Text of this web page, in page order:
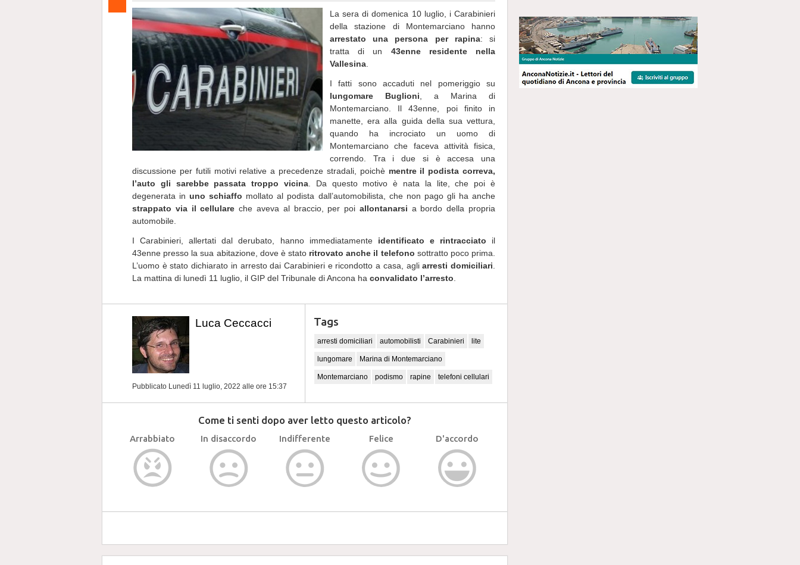
La sera di domenica 10 luglio, i Carabinieri
della stazione di Montemarciano hanno
arrestato una persona per rapina: si
tratta di un 43enne residente nella
Vallesina
I fatti sono accaduti nel pomeriggio su
lungomare Buglioni , a Marina di
Montemarciano. Il 43enne, poi finito in
manette, era alla guida della sua vettura,
quando ha incrociato un uomo di
Montemarciano che faceva attività fisica,
correndo. Tra i due si è accesa una
discussione per futili motivi relative a precedenze stradali, poichè mentre il podista correva,
l’auto gli sarebbe passata troppo vicina . Da questo motivo è nata la lite, che poi è
degenerata inuno schiaffo mollato al podista dall’automobilista, che non pago gli ha anche
strappato via il cellulare che aveva al braccio, per poi allontanarsi a bordo della propria
automobile.
I Carabinieri, allertati dal derubato, hanno immediatamente identificato e rintracciato il
43enne presso la sua abitazione, dove è stato ritrovato anche il telefono sottratto poco prima.
L’uomo è stato dichiarato in arresto dai Carabinieri e ricondotto a casa, agliarresti domiciliari
La mattina di lunedì 11 luglio, il GIP del Tribunale di Ancona ha convalidato l’arresto
Luca Ceccacci
Pubblicato Lunedì 11 luglio, 2022 alle ore 15:37
Tags
arresti domiciliari automobilisti Carabinieri lite
lungomare Marina di Montemarciano
Montemarciano podismo rapine telefoni cellulari
Come ti senti dopo aver letto questo articolo?
Arrabbiato In disaccordo Indifferente Felice D'accordo